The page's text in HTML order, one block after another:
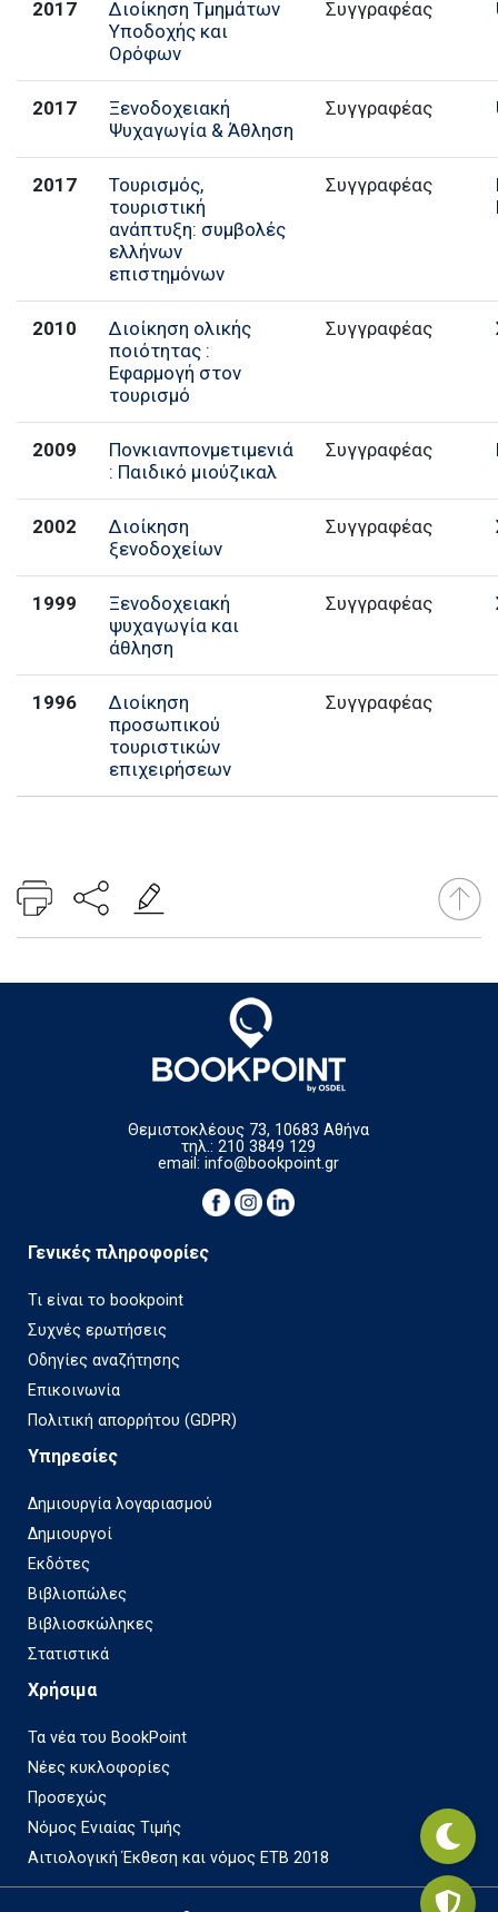
2017
Διοίκηση Τμημάτων
Υποδοχής και
Ορόφων
Συγγραφέας
2017
Ξενοδοχειακή
Ψυχαγωγία & Άθληση
Συγγραφέας
2017
Τουρισμός,
τουριστική
ανάπτυξη: συμβολές
ελλήνων
επιστημόνων
Συγγραφέας
2010
Διοίκηση ολικής
ποιότητας :
Εφαρμογή στον
τουρισμό
Συγγραφέας
2009
Πονκιανπονμετιμενιά
: Παιδικό μιούζικαλ
Συγγραφέας
2002
Διοίκηση
ξενοδοχείων
Συγγραφέας
1999
Ξενοδοχειακή
ψυχαγωγία και
άθληση
Συγγραφέας
1996
Διοίκηση
προσωπικού
τουριστικών
επιχειρήσεων
Συγγραφέας
Θεμιστοκλέους 73, 10683 Αθήνα
τηλ.: 210 3849 129
email:info@bookpoint.gr
Γενικές πληροφορίες
Τι είναι το bookpoint
Συχνές ερωτήσεις
Οδηγίες αναζήτησης
Επικοινωνία
Πολιτική απορρήτου (GDPR)
Υπηρεσίες
Δημιουργία λογαριασμού
Δημιουργοί
Εκδότες
Βιβλιοπώλες
Βιβλιοσκώληκες
Στατιστικά
Χρήσιμα
Τα νέα του BookPoint
Νέες κυκλοφορίες
Προσεχώς
Νόμος Ενιαίας Τιμής
Αιτιολογική Έκθεση και νόμος ΕΤΒ 2018